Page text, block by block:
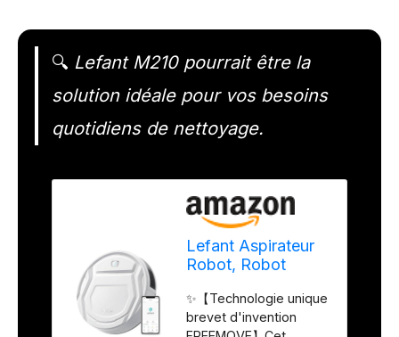
🔍 Lefant M210 pourrait être la
solution idéale pour vos besoins
quotidiens de nettoyage.
Lefant Aspirateur
Robot, Robot
Autonomie Mince
Silencieux,
✨【Technologie unique
brevet d'invention